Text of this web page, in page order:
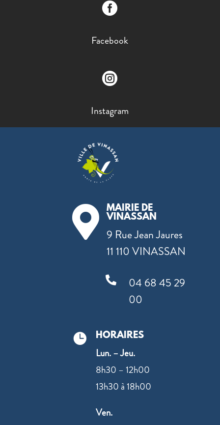

Facebook

Instagram

MAIRIE DE
VINASSAN
9 Rue Jean Jaures
11 110 VINASSAN

04 68 45 29
00
 HORAIRES
Lun. – Jeu.
8h30 – 12h00
13h30 à 18h00
Ven.